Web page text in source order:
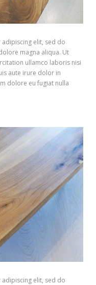
elit, sed do
magna aliqua. Ut
ullamco laboris nisi
aute irure dolor in
dolore eu fugiat nulla
elit, sed do